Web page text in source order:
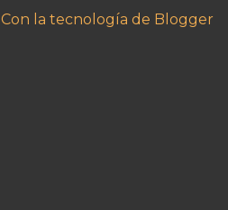
Con la tecnología de Blogger